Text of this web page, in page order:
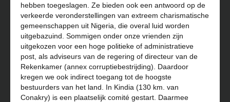
hebben toegeslagen. Ze bieden ook een antwoord op de
verkeerde veronderstellingen van extreem charismatische
gemeenschappen uit Nigeria, die overal luid worden
uitgebazuind. Sommigen onder onze vrienden zijn
uitgekozen voor een hoge politieke of administratieve
post, als adviseurs van de regering of directeur van de
Rekenkamer (annex corruptiebestrijding). Daardoor
kregen we ook indirect toegang tot de hoogste
bestuurders van het land. In Kindia (130 km. van
Conakry) is een plaatselijk comité gestart. Daarmee